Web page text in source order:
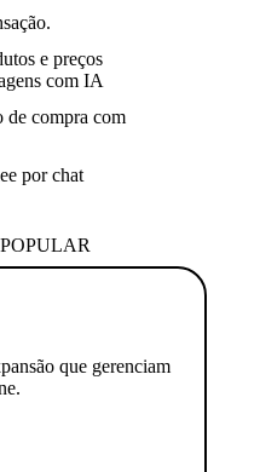
e preços
com IA
de compra com
por chat
que gerenciam